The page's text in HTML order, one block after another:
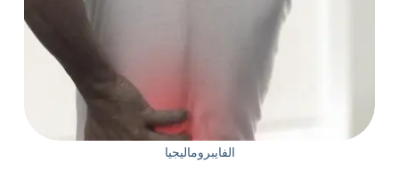
الفايبروماليجيا